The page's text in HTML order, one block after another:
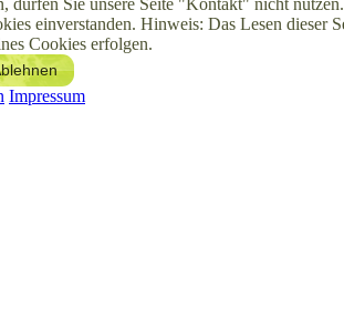
dürfen Sie unsere Seite "Kontakt" nicht
einverstanden. Hinweis: Das Lesen dieser
Cookies erfolgen.
Impressum